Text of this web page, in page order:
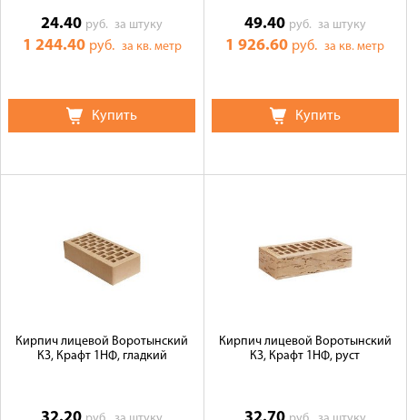
24.40 руб.за штуку
1 244.40 руб. за кв. метр
Купить
49.40 руб. за штуку
1 926.60 руб.за кв. метр
Купить
Кирпич лицевой Воротынский
КЗ, Крафт 1НФ, гладкий
Кирпич лицевой Воротынский
КЗ, Крафт 1НФ, руст